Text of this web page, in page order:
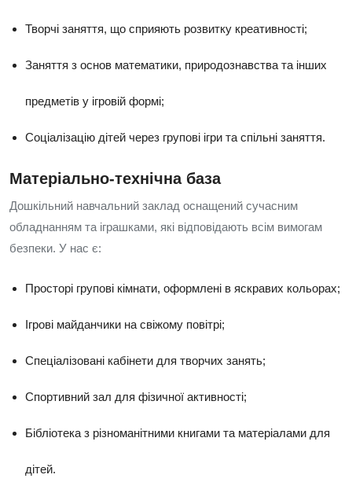
Творчі заняття, що сприяють розвитку креативності;
Заняття з основ математики, природознавства та інших
предметів у ігровій формі;
Соціалізацію дітей через групові ігри та спільні заняття.
Матеріально-технічна база
Дошкільний навчальний заклад оснащений сучасним
обладнанням та іграшками, які відповідають всім вимогам
безпеки. У нас є:
Просторі групові кімнати, оформлені в яскравих кольорах;
Ігрові майданчики на свіжому повітрі;
Спеціалізовані кабінети для творчих занять;
Спортивний зал для фізичної активності;
Бібліотека з різноманітними книгами та матеріалами для
дітей.